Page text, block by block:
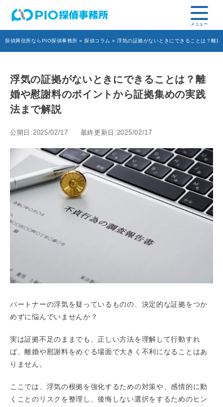
探偵興信所ならPIO探偵事務所 » 探偵コラム » 浮気の証拠がないときにできることは？離
浮気の証拠がないときにできることは？離
婚や慰謝料のポイントから証拠集めの実践
法まで解説
公開日:2025/02/17 最終更新日:2025/02/17
パートナーの浮気を疑っているものの、決定的な証拠をつか
めずに悩んでいませんか？
実は証拠不足のままでも、正しい方法を理解して行動すれ
ば、離婚や慰謝料をめぐる場面で大きく不利になることはあ
りません。
ここでは、浮気の根拠を強化するための対策や、感情的に動
くことのリスクを整理し、後悔しない選択をするためのヒン